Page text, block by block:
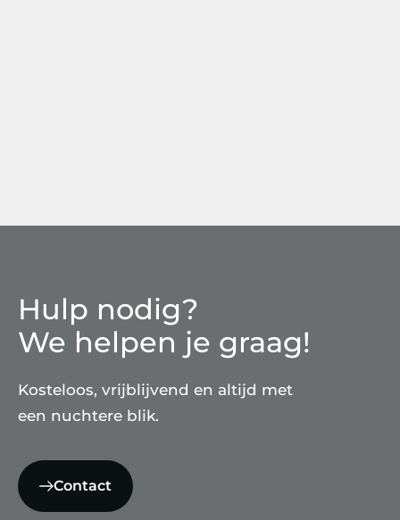
Hulp nodig?
We helpen je graag!
Kosteloos, vrijblijvend en altijd met
een nuchtere blik.
Contact